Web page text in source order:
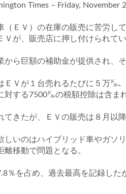
Times – Friday, November
ＥＶ）の在庫の販売に苦労し
が、販売店に押し付けられてい
ら巨額の補助金が提供され、
Ｖが１台売れるたびに５万㌦
する7500㌦の税額控除は含ま
きたが、ＥＶの販売は８月以降
いのはハイブリッド車やガソ
移動で問題となる。
％を占め、過去最高を記録した